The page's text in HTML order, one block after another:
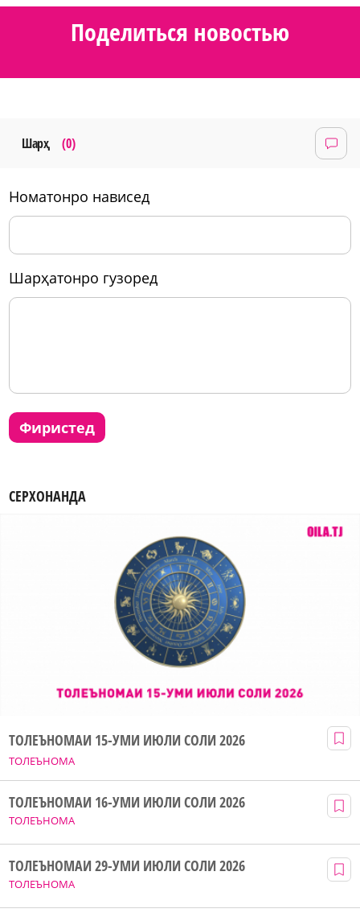
Поделиться новостью
Шарҳ (0)
номатонро нависед
шарҳатонро гузоред
фиристед
СЕРХОНАНДА
ТОЛЕЪНОМА
ТОЛЕЪНОМАИ 15-УМИ ИЮЛИ СОЛИ 2026
ТОЛЕЪНОМА
ТОЛЕЪНОМАИ 16-УМИ ИЮЛИ СОЛИ 2026
ТОЛЕЪНОМА
ТОЛЕЪНОМАИ 29-УМИ ИЮЛИ СОЛИ 2026